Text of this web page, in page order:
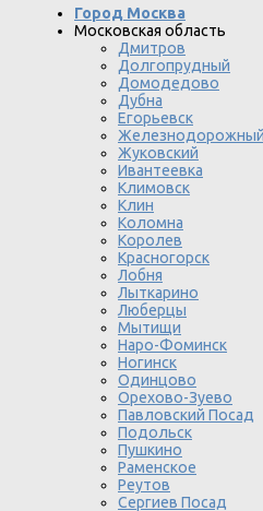
Город Москва
Московская область
Дмитров
Долгопрудный
Домодедово
Дубна
Егорьевск
Железнодорожный
Жуковский
Ивантеевка
Климовск
Клин
Коломна
Королев
Красногорск
Лобня
Лыткарино
Люберцы
Мытищи
Наро-Фоминск
Ногинск
Одинцово
Орехово-Зуево
Павловский Посад
Подольск
Пушкино
Раменское
Реутов
Сергиев Посад